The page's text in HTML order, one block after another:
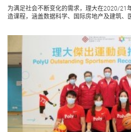
为满足社会不断变化的需求，理大在2020/21
造课程，涵盖数据科学、国际房地产及建筑、